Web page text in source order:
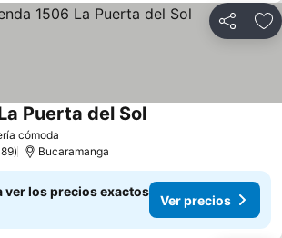
Compartir
cómoda
Puerta del SolVer precios
Bucaramanga
ver los precios exactos
Ver precios